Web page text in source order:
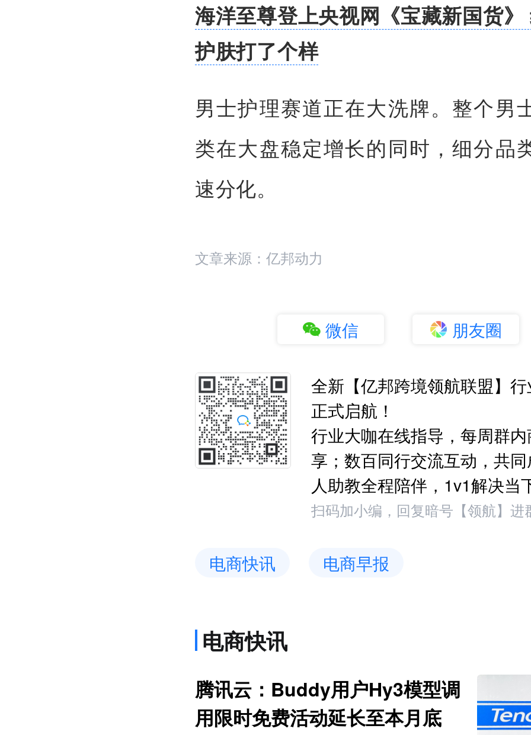
海洋至尊登上央视网《宝藏新国货》
护肤打了个样
男士护理赛道正在大洗牌。整个男
类在大盘稳定增长的同时，细分品
速分化。
文章来源：亿邦动力
微信 朋友圈
全新【亿邦跨境领航联盟】
正式启航！
行业大咖在线指导，每周群
享；数百同行交流互动，共
人助教全程陪伴，1v1解决当
扫码加小编，回复暗号【领航】进
电商快讯 电商早报
电商快讯
腾讯云：Buddy用户Hy3模型调
用限时免费活动延长至本月底